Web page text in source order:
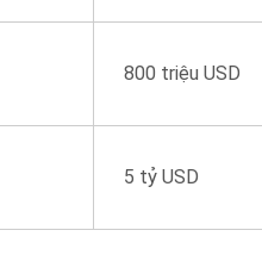
800 triệu USD
5 tỷ USD